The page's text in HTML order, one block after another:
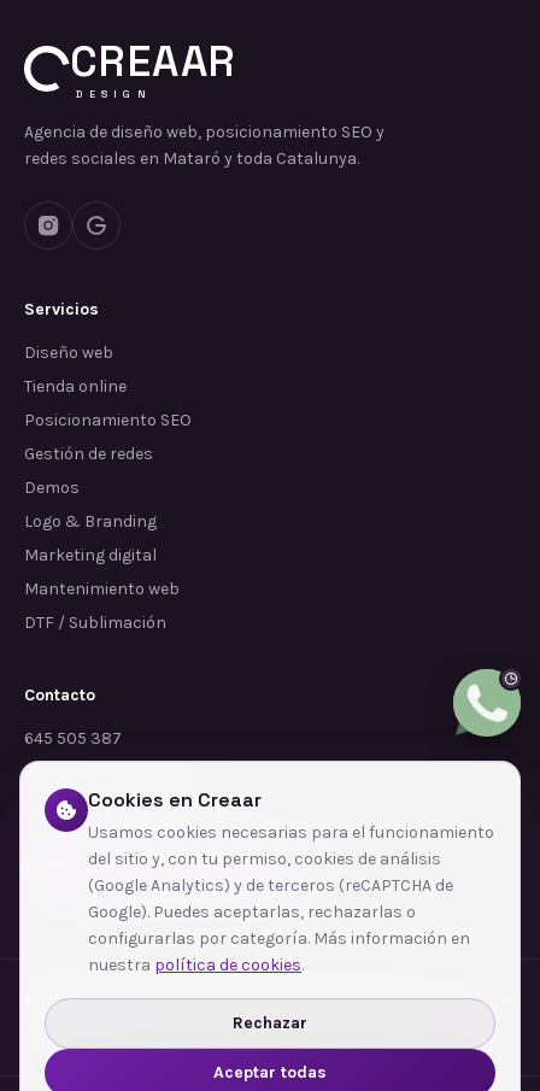
CREAAR
DESIGN
Agencia de diseño web, posicionamiento SEO y
redes sociales en Mataró y toda Catalunya.
Servicios
Diseño web
Tienda online
Posicionamiento SEO
Gestión de redes
Demos
Logo & Branding
Marketing digital
Mantenimiento web
DTF / Sublimación
Contacto
645 505 387
info@dependalium.com
Mataró (Barcelona)
Déjanos tu reseña en Google
Zonas de cobertura·Barcelona·L'Hospitalet de Llobregat·Terrassa·Badalona
Sabadell
Santa Coloma de Gramenet
Ver todas las zonas →
Cookies en Creaar
Usamos cookies necesarias para el funcionamiento
del sitio y, con tu permiso, cookies de análisis
(Google Analytics) y de terceros (reCAPTCHA de
Google). Puedes aceptarlas, rechazarlas o
configurarlas por categoría. Más información en
nuestra política de cookies.
Rechazar
Aceptar todas